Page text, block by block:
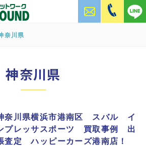
奈川県
神奈川県
奈川県横浜市港南区 スバル イ
プレッサスポーツ 買取事例 出
査定 ハッピーカーズ港南店！